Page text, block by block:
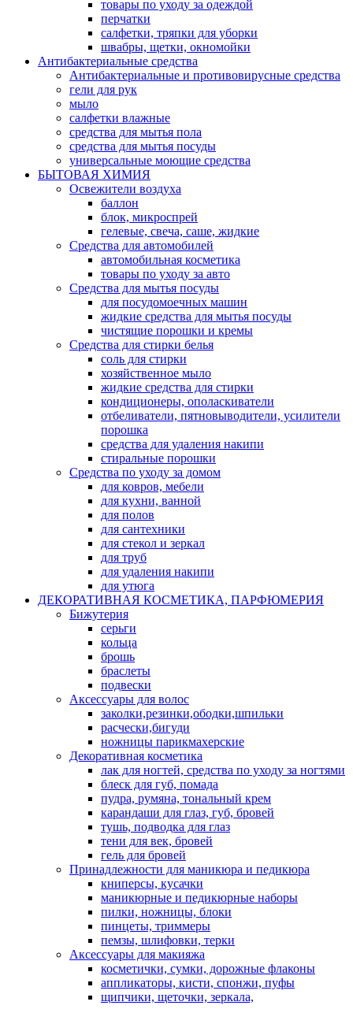
товары по уходу за одеждой
перчатки
салфетки, тряпки для уборки
швабры, щетки, окномойки
Антибактериальные средства
Антибактериальные и противовирусные средства
гели для рук
мыло
салфетки влажные
средства для мытья пола
средства для мытья посуды
универсальные моющие средства
БЫТОВАЯ ХИМИЯ
Освежители воздуха
баллон
блок, микроспрей
гелевые, свеча, саше, жидкие
Средства для автомобилей
автомобильная косметика
товары по уходу за авто
Средства для мытья посуды
для посудомоечных машин
жидкие средства для мытья посуды
чистящие порошки и кремы
Средства для стирки белья
соль для стирки
хозяйственное мыло
жидкие средства для стирки
кондиционеры, ополаскиватели
отбеливатели, пятновыводители, усилители
порошка
средства для удаления накипи
стиральные порошки
Средства по уходу за домом
для ковров, мебели
для кухни, ванной
для полов
для сантехники
для стекол и зеркал
для труб
для удаления накипи
для утюга
ДЕКОРАТИВНАЯ КОСМЕТИКА, ПАРФЮМЕРИЯ
Бижутерия
серьги
кольца
брошь
браслеты
подвески
Аксессуары для волос
заколки,резинки,ободки,шпильки
расчески,бигуди
ножницы парикмахерские
Декоративная косметика
лак для ногтей, средства по уходу за ногтями
блеск для губ, помада
пудра, румяна, тональный крем
карандаши для глаз, губ, бровей
тушь, подводка для глаз
тени для век, бровей
гель для бровей
Принадлежности для маникюра и педикюра
книперсы, кусачки
маникюрные и педикюрные наборы
пилки, ножницы, блоки
пинцеты, триммеры
пемзы, шлифовки, терки
Аксессуары для макияжа
косметички, сумки, дорожные флаконы
аппликаторы, кисти, спонжи, пуфы
щипчики, щеточки, зеркала,